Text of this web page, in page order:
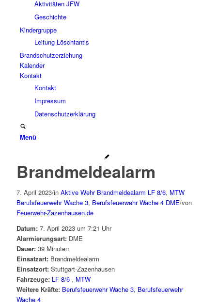
Aktivitäten JFW
Geschichte
Kindergruppe
Leitung Löschfantis
Brandschutzerziehung
Kalender
Kontakt
Kontakt
Impressum
Datenschutzerklärung
Menü
Brandmeldealarm
7. April 2023/in Aktive Wehr Brandmeldealarm LF 8/6, MTW
Berufsfeuerwehr Wache 3, Berufsfeuerwehr Wache 4 DME/von
Feuerwehr-Zazenhausen.de
Datum:7. April 2023 um 7:21 Uhr
Alarmierungsart:DME
Dauer:39 Minuten
Einsatzart:Brandmeldealarm
Einsatzort:Stuttgart-Zazenhausen
Fahrzeuge: LF 8/6 , MTW
Weitere Kräfte: Berufsfeuerwehr Wache 3, Berufsfeuerwehr
Wache 4